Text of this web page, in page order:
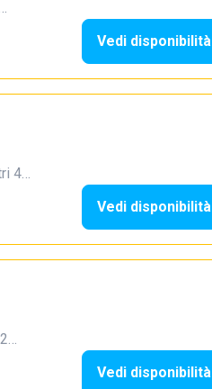
Vedi disponibilità
4…
Vedi disponibilità
Vedi disponibilità